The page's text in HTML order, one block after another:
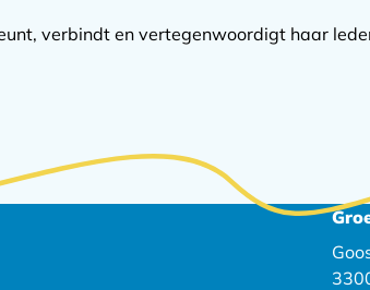
verbindt en vertegenwoordigt haar